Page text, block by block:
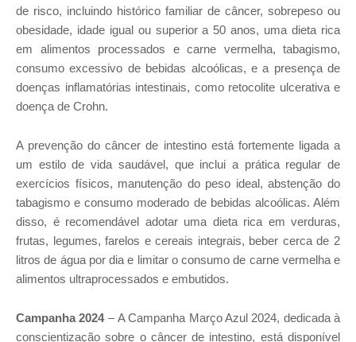
de risco, incluindo histórico familiar de câncer, sobrepeso ou
obesidade, idade igual ou superior a 50 anos, uma dieta rica
em alimentos processados e carne vermelha, tabagismo,
consumo excessivo de bebidas alcoólicas, e a presença de
doenças inflamatórias intestinais, como retocolite ulcerativa e
doença de Crohn.
A prevenção do câncer de intestino está fortemente ligada a
um estilo de vida saudável, que inclui a prática regular de
exercícios físicos, manutenção do peso ideal, abstenção do
tabagismo e consumo moderado de bebidas alcoólicas. Além
disso, é recomendável adotar uma dieta rica em verduras,
frutas, legumes, farelos e cereais integrais, beber cerca de 2
litros de água por dia e limitar o consumo de carne vermelha e
alimentos ultraprocessados e embutidos.
Campanha 2024– A Campanha Março Azul 2024, dedicada à
conscientização sobre o câncer de intestino, está disponível